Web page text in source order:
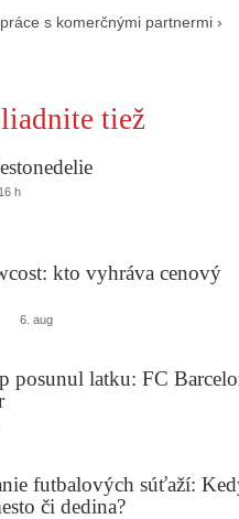
s komerčnými partnermi ›
tiež
16 h
kto vyhráva cenový
6. aug
posunul latku: FC
futbalových súťaží:
či dedina?